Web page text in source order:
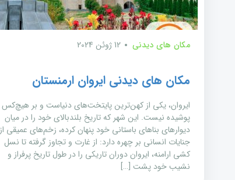
مکان های دیدنی 12 ژوئن 2024
مکان های دیدنی ایروان ارمنستان
ایروان، یکی از کهن‌ترین پایتخت‌های دنیاست و بر هیچ‌کس
پوشیده نیست. این شهر که تاریخ بلندبالای خود را در میان
دیوارهای بناهای باستانی خود پنهان کرده، زخم‌های عمیقی از
جنایات انسانی بر چهره دارد: از غارت و تجاوز گرفته تا نسل
کشی ارامنه، ایروان دوران تاریکی را در طول تاریخ پرفراز و
نشیب خود پشت […]